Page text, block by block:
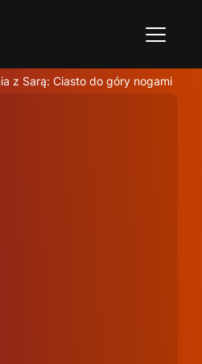
z Sarą: Ciasto do góry nogami